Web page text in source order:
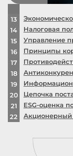
13
14
Налоговая
15
Управление
16
Принципы
17
18
19
20
Цепочка
21
ESG‑оценка
22
Акционерный